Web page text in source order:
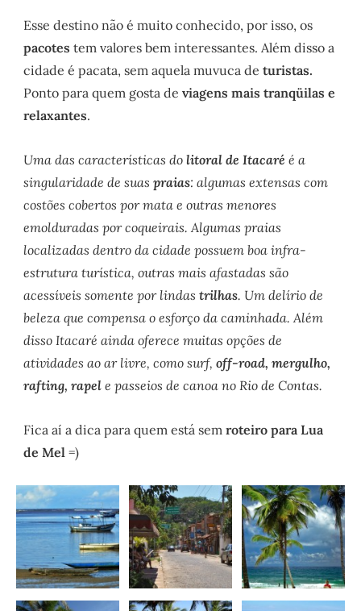
Esse destino não é muito conhecido, por isso, os
pacotes tem valores bem interessantes. Além disso a
cidade é pacata, sem aquela muvuca deturistas.
Ponto para quem gosta deviagens mais tranqüilas e
relaxantes.
Uma das características do litoral de Itacaré é a
singularidade de suaspraias: algumas extensas com
costões cobertos por mata e outras menores
emolduradas por coqueirais. Algumas praias
localizadas dentro da cidade possuem boa infra-
estrutura turística, outras mais afastadas são
acessíveis somente por lindastrilhas. Um delírio de
beleza que compensa o esforço da caminhada. Além
disso Itacaré ainda oferece muitas opções de
atividades ao ar livre, como surf,off-road, mergulho,
rafting, rapele passeios de canoa no Rio de Contas.
Fica aí a dica para quem está semroteiro para Lua
de Mel=)